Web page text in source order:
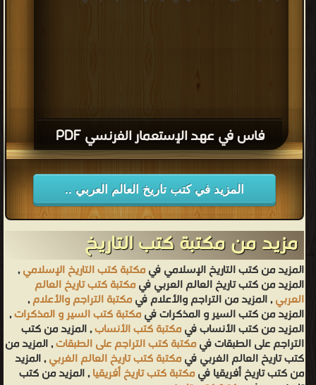
فاس في عهد الإستعمار الفرنسي PDF
المزيد في كتب تاريخ العالم العربي ..
مزيد من مكتبة كتب التاريخ
المزيد من كتب التاريخ الإسلامي فيمكتبة كتب التاريخ الإسلامي,
المزيد من كتب تاريخ العالم العربي فيمكتبة كتب تاريخ العالم
العربي, المزيد من التراجم والأعلام فيمكتبة التراجم والأعلام,
المزيد من كتب السير و المذكرات فيمكتبة كتب السير و المذكرات,
المزيد من كتب الأنساب فيمكتبة كتب الأنساب, المزيد من كتب
التراجم على الطبقات فيمكتبة كتب التراجم على الطبقات, المزيد من
كتب تاريخ العالم الغربي فيمكتبة كتب تاريخ العالم الغربي, المزيد
من كتب تاريخ أفريقيا فيمكتبة كتب تاريخ أفريقيا, المزيد من كتب